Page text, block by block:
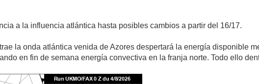
a la influencia atlántica hasta posibles cambios a partir del 16/17.
la onda atlántica venida de Azores despertará la energía disponible
en fin de semana energía convectiva en la franja norte. Todo ello